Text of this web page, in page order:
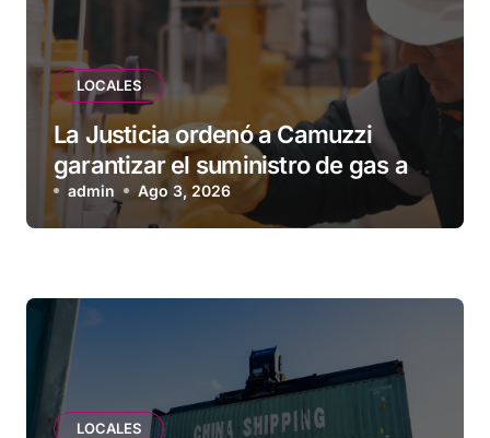
LOCALES
La Justicia ordenó a Camuzzi
garantizar el suministro de gas a
una familia de Tolhuin
admin Ago 3, 2026
LOCALES